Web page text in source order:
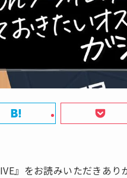
』をお読みいただきあり